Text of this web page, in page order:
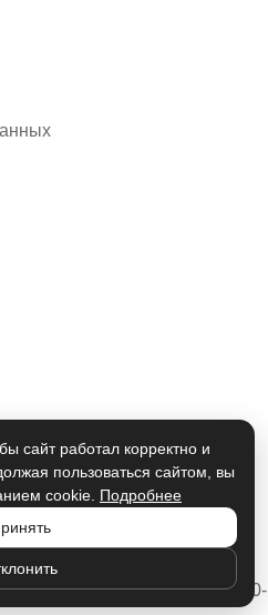
характер, не является
конфиденциальности © 2020-
сайт работал корректно и
пользоваться сайтом, вы
cookie. Подробнее